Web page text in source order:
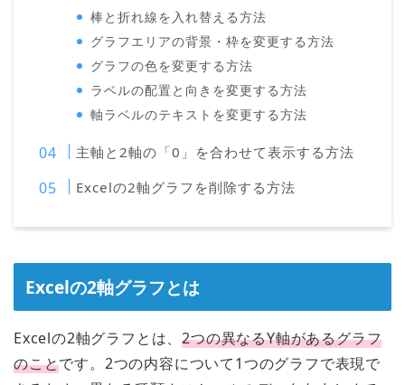
棒と折れ線を入れ替える方法
グラフエリアの背景・枠を変更する方法
グラフの色を変更する方法
ラベルの配置と向きを変更する方法
軸ラベルのテキストを変更する方法
主軸と2軸の「0」を合わせて表示する方法
Excelの2軸グラフを削除する方法
Excelの2軸グラフとは
Excelの2軸グラフとは、2つの異なるY軸があるグラフ
のことです。2つの内容について1つのグラフで表現で